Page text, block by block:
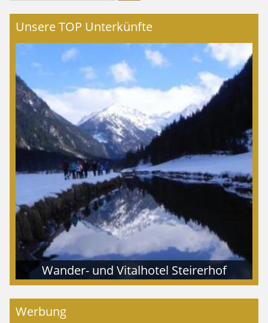
Unsere TOP Unterkünfte
Wander- und Vitalhotel Steirerhof
Werbung